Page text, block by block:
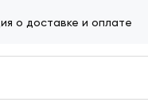
о доставке и оплате